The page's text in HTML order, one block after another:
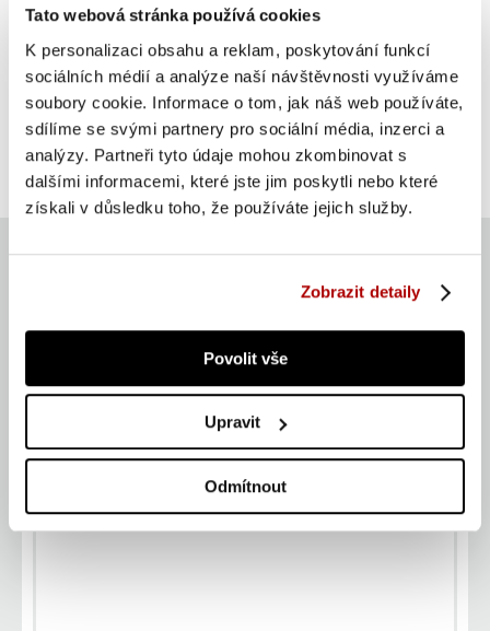
Tato webová stránka používá cookies
K personalizaci obsahu a reklam, poskytování funkcí
sociálních médií a analýze naší návštěvnosti využíváme
soubory cookie. Informace o tom, jak náš web používáte,
sdílíme se svými partnery pro sociální média, inzerci a
analýzy. Partneři tyto údaje mohou zkombinovat s
dalšími informacemi, které jste jim poskytli nebo které
získali v důsledku toho, že používáte jejich služby.
Zobrazit detaily
Povolit vše
Upravit
Odmítnout
Gorilla Sports Mikina s kapucí, šedo/oranžová L
871 Kč Do košíku
skladem 1 ks
135 539 ks
Zboží máme na skladě
Zákazníků online